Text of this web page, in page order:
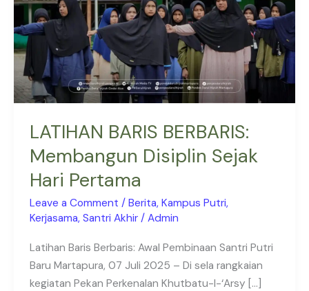
LATIHAN BARIS BERBARIS:
Membangun Disiplin Sejak
Hari Pertama
Leave a Comment /Berita,Kampus Putri,
Kerjasama,Santri Akhir /Admin
Latihan Baris Berbaris: Awal Pembinaan Santri Putri
Baru Martapura, 07 Juli 2025 – Di sela rangkaian
kegiatan Pekan Perkenalan Khutbatu-l-‘Arsy […]
Sejak
Hari
Pertama